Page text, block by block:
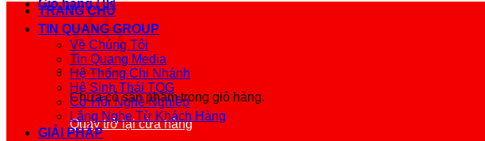
Giỏ hàng /0₫
Chưa có sản phẩm trong giỏ hàng.
Quay trở lại cửa hàng
TRANG CHỦ
TIN QUANG GROUP
Về Chúng Tôi
Tin Quang Media
Hệ Thống Chi Nhánh
Hệ Sinh Thái TQG
Cơ Hội Nghề Nghiệp
Lắng Nghe Từ Khách Hàng
GIẢI PHÁP